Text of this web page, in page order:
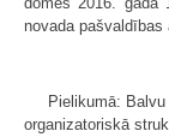
novada pašvaldības
Pielikumā:
organizatoriskā